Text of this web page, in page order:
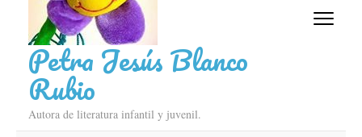
tecla
Intro)
Petra Jesús Blanco
Rubio
Autora de literatura infantil y juvenil.